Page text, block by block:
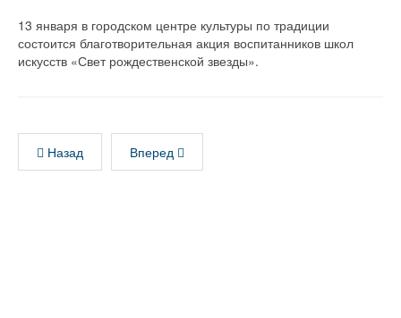
13 января в городском центре культуры по традиции
состоится благотворительная акция воспитанников школ
искусств «Свет рождественской звезды».
Назад Вперед